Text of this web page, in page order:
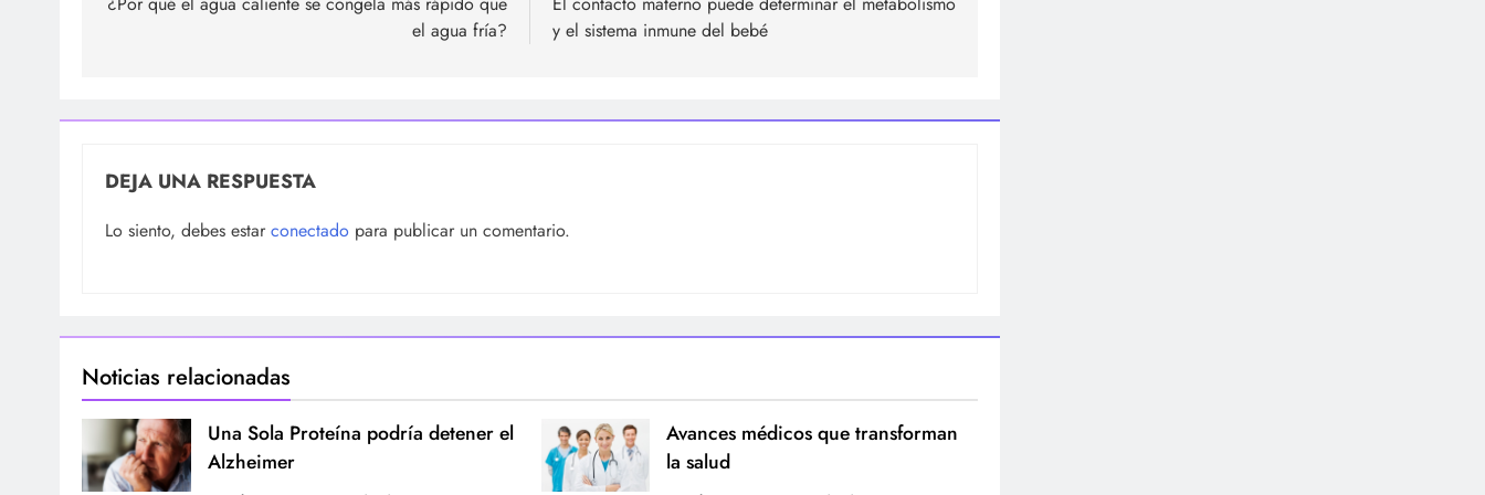
de
el agua fría?
y el sistema inmune del bebé
DEJA UNA RESPUESTA
Lo siento, debes estar conectado para publicar un comentario.
Noticias relacionadas
Una Sola Proteína podría detener el
Alzheimer
Avances médicos que transforman
la salud